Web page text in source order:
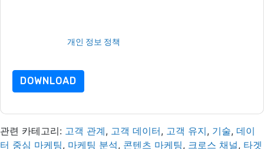
개인 정보 정책
DOWNLOAD
관련 카테고리: 고객 관계, 고객 데이터, 고객 유지, 기술, 데이
터 중심 마케팅, 마케팅 분석, 콘텐츠 마케팅, 크로스 채널, 타겟